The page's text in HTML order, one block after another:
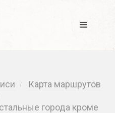
/ Карта маршрутов
города кроме